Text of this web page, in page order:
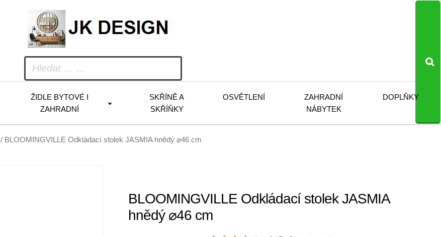
ŽIDLE BYTOVÉ I
ZAHRADNÍ
SKŘÍNĚ A
SKŘÍŇKY
OSVĚTLENÍ
ZAHRADNÍ
NÁBYTEK
DOPLŇKY
/ BLOOMINGVILLE Odkládací stolek JASMIA hnědý ⌀46 cm
BLOOMINGVILLE Odkládací stolek JASMIA
hnědý ⌀46 cm